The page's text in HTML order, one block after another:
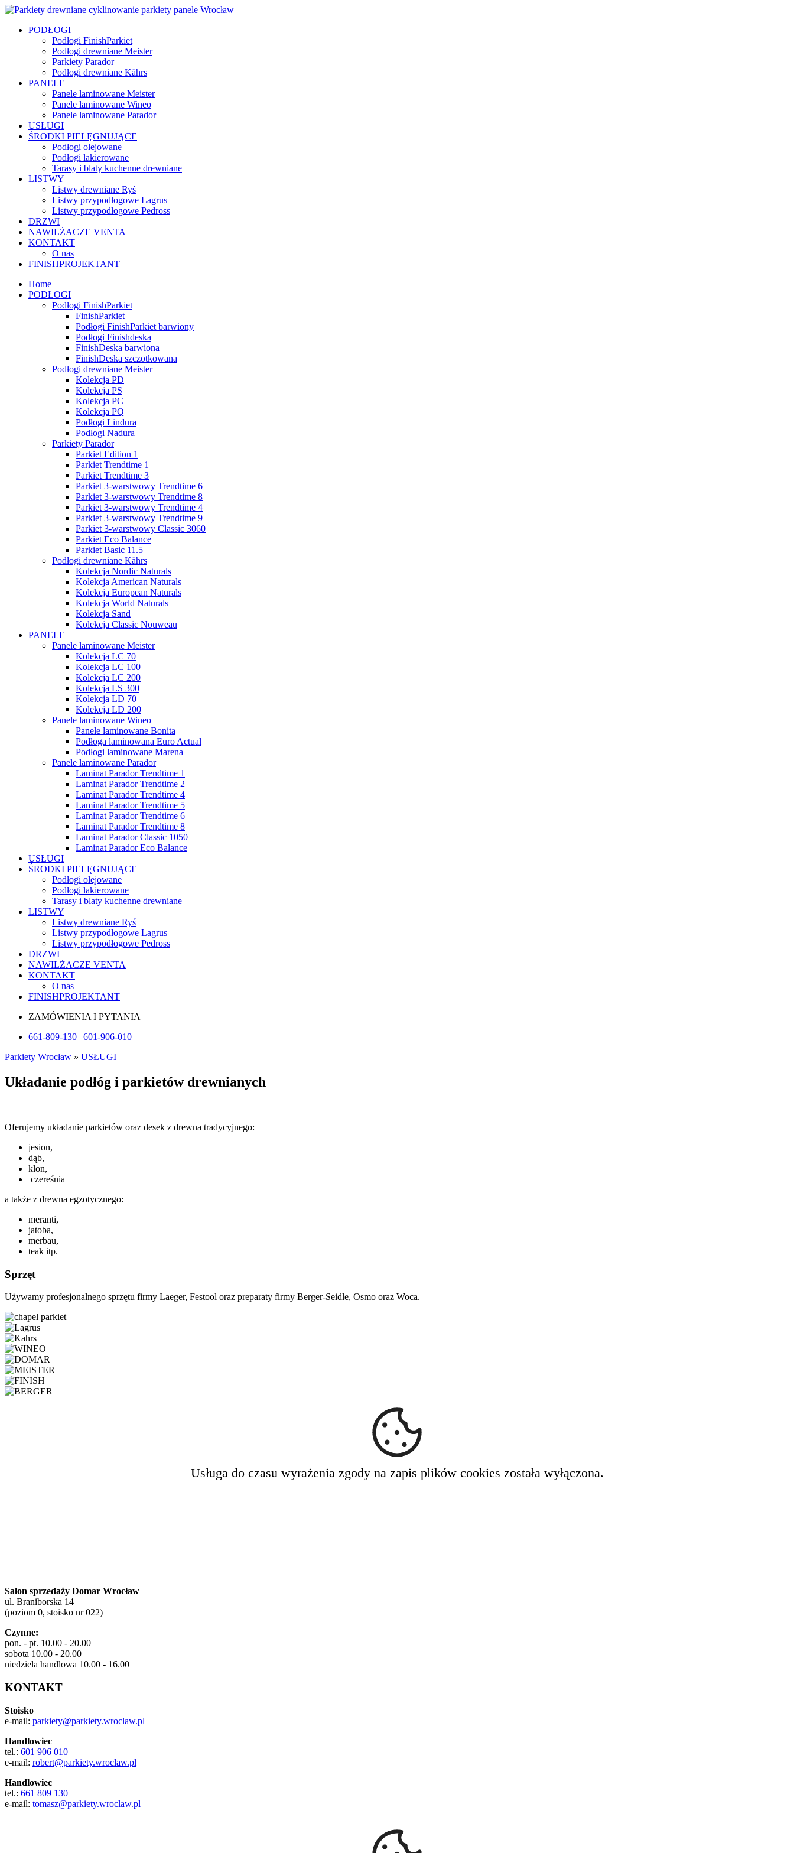
PODŁOGI
Podłogi FinishParkiet
Podłogi drewniane Meister
Parkiety Parador
Podłogi drewniane Kährs
PANELE
Panele laminowane Meister
Panele laminowane Wineo
Panele laminowane Parador
USŁUGI
ŚRODKI PIELĘGNUJĄCE
Podłogi olejowane
Podłogi lakierowane
Tarasy i blaty kuchenne drewniane
LISTWY
Listwy drewniane Ryś
Listwy przypodłogowe Lagrus
Listwy przypodłogowe Pedross
DRZWI
NAWILŻACZE VENTA
KONTAKT
O nas
FINISHPROJEKTANT
Home
PODŁOGI
Podłogi FinishParkiet
FinishParkiet
Podłogi FinishParkiet barwiony
Podłogi Finishdeska
FinishDeska barwiona
FinishDeska szczotkowana
Podłogi drewniane Meister
Kolekcja PD
Kolekcja PS
Kolekcja PC
Kolekcja PQ
Podłogi Lindura
Podłogi Nadura
Parkiety Parador
Parkiet Edition 1
Parkiet Trendtime 1
Parkiet Trendtime 3
Parkiet 3-warstwowy Trendtime 6
Parkiet 3-warstwowy Trendtime 8
Parkiet 3-warstwowy Trendtime 4
Parkiet 3-warstwowy Trendtime 9
Parkiet 3-warstwowy Classic 3060
Parkiet Eco Balance
Parkiet Basic 11.5
Podłogi drewniane Kährs
Kolekcja Nordic Naturals
Kolekcja American Naturals
Kolekcja European Naturals
Kolekcja World Naturals
Kolekcja Sand
Kolekcja Classic Nouweau
PANELE
Panele laminowane Meister
Kolekcja LC 70
Kolekcja LC 100
Kolekcja LC 200
Kolekcja LS 300
Kolekcja LD 70
Kolekcja LD 200
Panele laminowane Wineo
Panele laminowane Bonita
Podłoga laminowana Euro Actual
Podłogi laminowane Marena
Panele laminowane Parador
Laminat Parador Trendtime 1
Laminat Parador Trendtime 2
Laminat Parador Trendtime 4
Laminat Parador Trendtime 5
Laminat Parador Trendtime 6
Laminat Parador Trendtime 8
Laminat Parador Classic 1050
Laminat Parador Eco Balance
USŁUGI
ŚRODKI PIELĘGNUJĄCE
Podłogi olejowane
Podłogi lakierowane
Tarasy i blaty kuchenne drewniane
LISTWY
Listwy drewniane Ryś
Listwy przypodłogowe Lagrus
Listwy przypodłogowe Pedross
DRZWI
NAWILŻACZE VENTA
KONTAKT
O nas
FINISHPROJEKTANT
ZAMÓWIENIA I PYTANIA
661-809-130 | 601-906-010
Parkiety Wrocław » USŁUGI
Układanie podłóg i parkietów drewnianych
Oferujemy układanie parkietów oraz desek z drewna tradycyjnego:
jesion,
dąb,
klon,
czereśnia
a także z drewna egzotycznego:
meranti,
jatoba,
merbau,
teak itp.
Sprzęt
Używamy profesjonalnego sprzętu firmy Laeger, Festool oraz preparaty firmy Berger-Seidle, Osmo oraz Woca.
Salon sprzedaży Domar Wrocław
ul. Braniborska 14
(poziom 0, stoisko nr 022)
Czynne:
pon. - pt. 10.00 - 20.00
sobota 10.00 - 20.00
niedziela handlowa 10.00 - 16.00
KONTAKT
Stoisko
e-mail: parkiety@parkiety.wroclaw.pl
Handlowiec
tel.: 601 906 010
e-mail: robert@parkiety.wroclaw.pl
Handlowiec
tel.: 661 809 130
e-mail: tomasz@parkiety.wroclaw.pl